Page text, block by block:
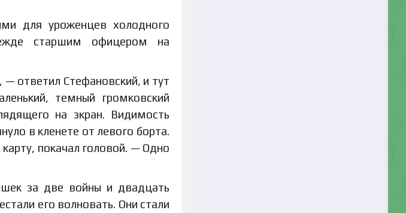
для уроженцев холодного
старшим офицером на
ответил Стефановский, и тут
темный громковский
на экран. Видимость
в кленете от левого борта.
покачал головой. — Одно
за две войны и двадцать
его волновать. Они стали